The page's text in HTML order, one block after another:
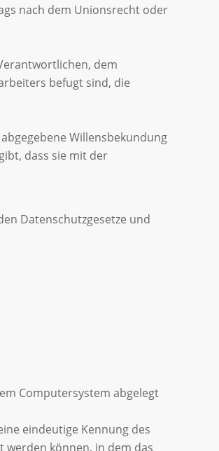
nach dem Unionsrecht oder
dem
befugt sind, die
Willensbekundung
dass sie mit der
Datenschutzgesetze und
Computersystem abgelegt
eindeutige Kennung des
werden können, in dem das